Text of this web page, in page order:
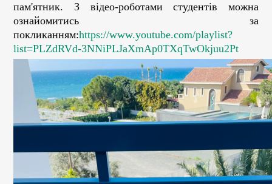
пам'ятник. З відео-роботами студентів можна
ознайомитись за
покликанням:https://www.youtube.com/playlist?
list=PLZdRVd-3NNiPLJaXmAp0TXqTwOkjuu2Pt